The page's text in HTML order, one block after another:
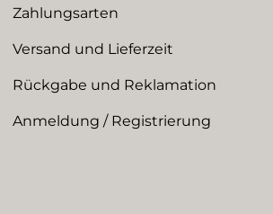
Zahlungsarten
Versand und Lieferzeit
Rückgabe und Reklamation
Anmeldung / Registrierung